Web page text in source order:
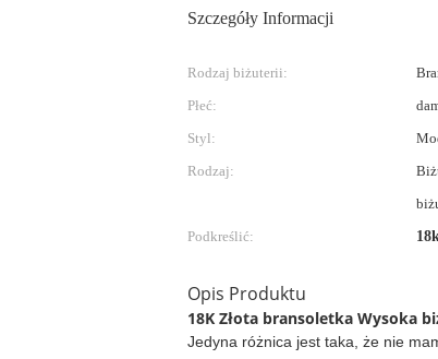
Szczegóły Informacji
Rodzaj biżuterii:
Płeć:
Styl:
Rodzaj:
Podkreślić:
Opis Produktu
18K Złota bransoletka Wysoka
Jedyna różnica jest taka, że nie